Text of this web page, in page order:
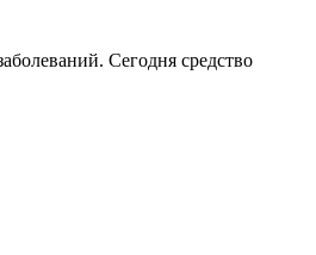
Сегодня средство